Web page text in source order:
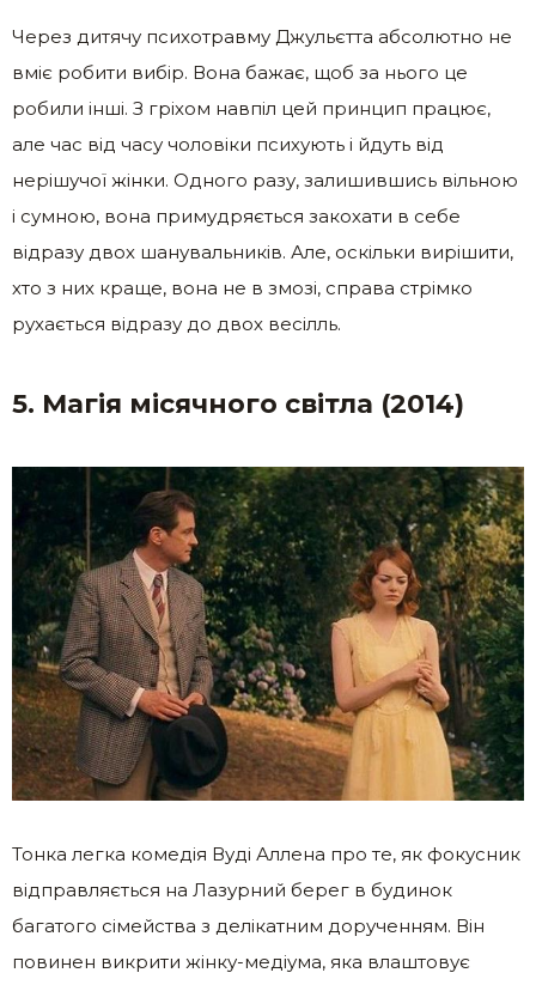
Через дитячу психотравму Джульєтта абсолютно не
вміє робити вибір. Вона бажає, щоб за нього це
робили інші. З гріхом навпіл цей принцип працює,
але час від часу чоловіки психують і йдуть від
нерішучої жінки. Одного разу, залишившись вільною
і сумною, вона примудряється закохати в себе
відразу двох шанувальників. Але, оскільки вирішити,
хто з них краще, вона не в змозі, справа стрімко
рухається відразу до двох весілль.
5. Магія місячного світла (2014)
Тонка легка комедія Вуді Аллена про те, як фокусник
відправляється на Лазурний берег в будинок
багатого сімейства з делікатним дорученням. Він
повинен викрити жінку-медіума, яка влаштовує